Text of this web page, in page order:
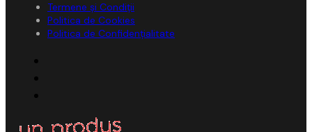
Termene și Condiții
Politica de Cookies
Politica de Confidențialitate